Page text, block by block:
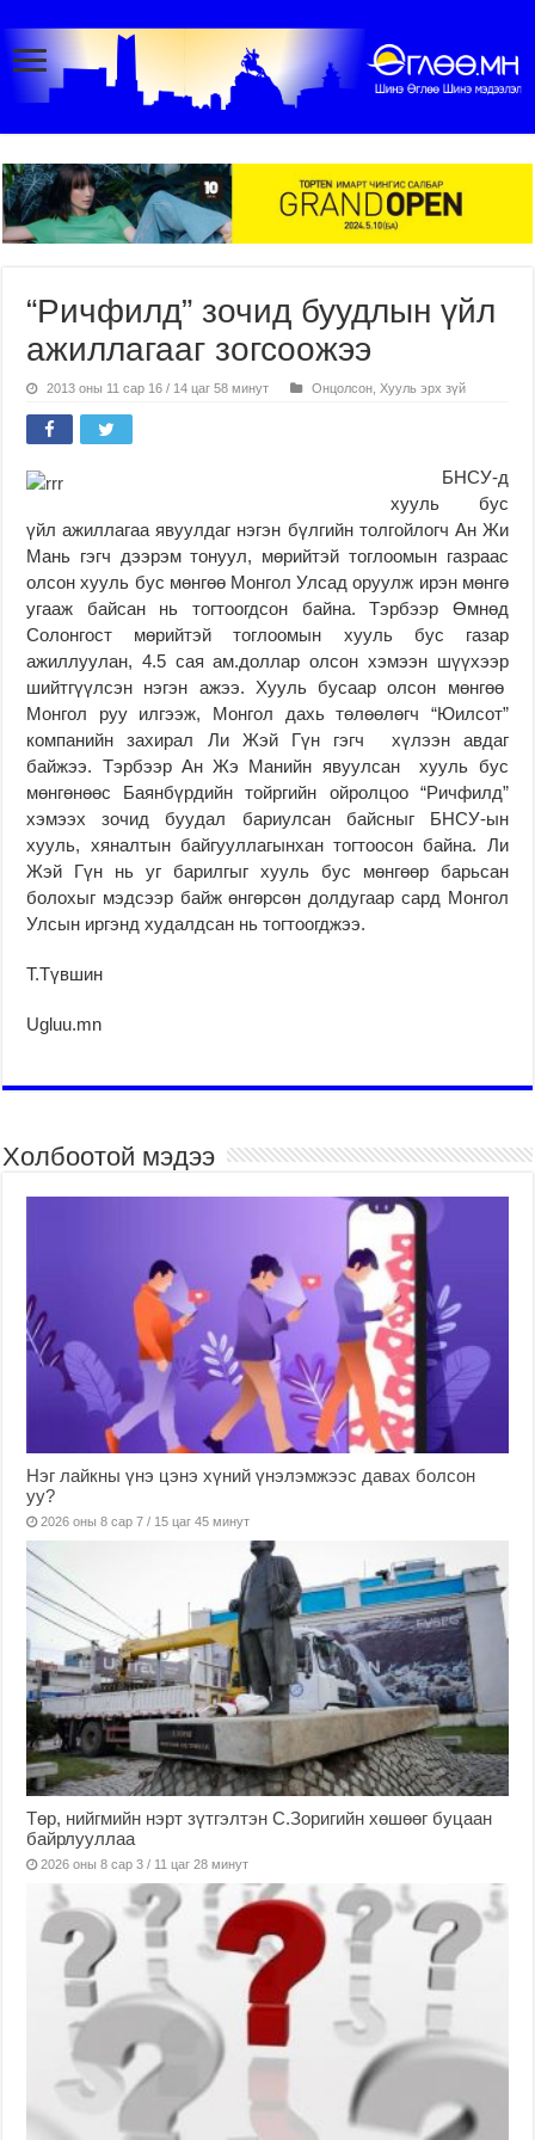
“Ричфилд” зочид буудлын үйл
ажиллагааг зогсоожээ
2013 оны 11 сар 16 / 14 цаг 58 минут Онцолсон ,Хууль эрх зүй
БНСУ-д
хууль бус
үйл ажиллагаа явуулдаг нэгэн бүлгийн толгойлогч Ан Жи
Мань гэгч дээрэм тонуул, мөрийтэй тоглоомын газраас
олсон хууль бус мөнгөө Монгол Улсад оруулж ирэн мөнгө
угааж байсан нь тогтоогдсон байна. Тэрбээр Өмнөд
Солонгост мөрийтэй тоглоомын хууль бус газар
ажиллуулан, 4.5 сая ам.доллар олсон хэмээн шүүхээр
шийтгүүлсэн нэгэн ажээ. Хууль бусаар олсон мөнгөө
Монгол руу илгээж, Монгол дахь төлөөлөгч “Юилсот”
компанийн захирал Ли Жэй Гүн гэгч хүлээн авдаг
байжээ. Тэрбээр Ан Жэ Манийн явуулсан хууль бус
мөнгөнөөс Баянбүрдийн тойргийн ойролцоо “Ричфилд”
хэмээх зочид буудал бариулсан байсныг БНСУ-ын
хууль, хяналтын байгууллагынхан тогтоосон байна. Ли
Жэй Гүн нь уг барилгыг хууль бус мөнгөөр барьсан
болохыг мэдсээр байж өнгөрсөн долдугаар сард Монгол
Улсын иргэнд худалдсан нь тогтоогджээ.
Т.Түвшин
Ugluu.mn
Холбоотой мэдээ
Нэг лайкны үнэ цэнэ хүний үнэлэмжээс давах болсон
уу?
2026 оны 8 сар 7 / 15 цаг 45 минут
Төр, нийгмийн нэрт зүтгэлтэн С.Зоригийн хөшөөг буцаан
байрлууллаа
2026 оны 8 сар 3 / 11 цаг 28 минут